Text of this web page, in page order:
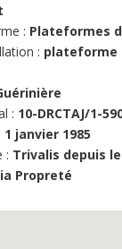
: Plateformes
: plateforme
: 10-DRCTAJ/1-
1 janvier 1985
: Trivalis depuis
Propreté